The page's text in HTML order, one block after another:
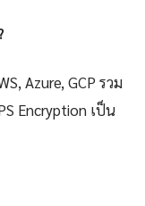
Azure, GCP รวม
Encryption เป็น